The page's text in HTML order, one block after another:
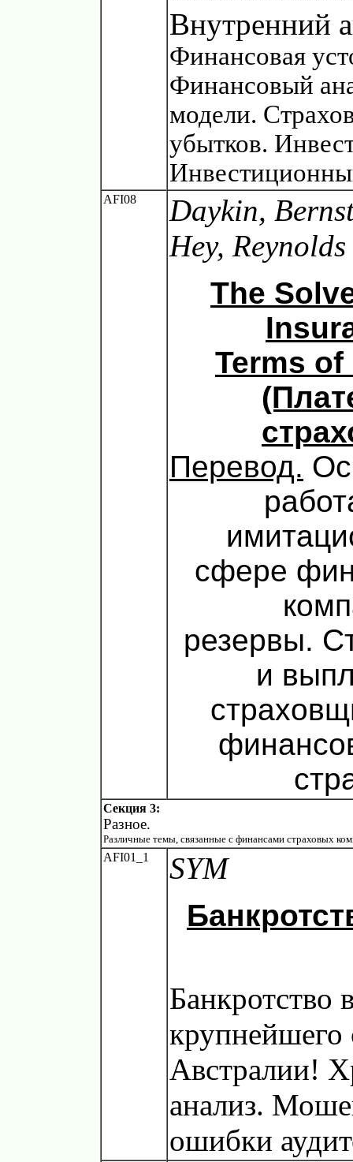
Внутренний
Финансовая
Финансовый
модели.
убытков.
AFI08
Daykin,
Hey,
The
Terms
Перевод.
сфере
резервы.
и
Секция 3:
Разное.
Различные темы, связанные с финансами страховых
AFI01_1
SYM
Банкротство
крупнейшего
Австралии!
анализ.
ошибки